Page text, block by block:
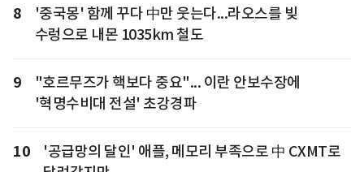
8
'중국몽' 함께 꾸다 中만 웃는다...라오스를 빚
수렁으로 내몬 1035km 철도
9
"호르무즈가 핵보다 중요"... 이란 안보수장에
'혁명수비대 전설' 초강경파
10
'공급망의 달인' 애플, 메모리 부족으로 中 CXMT로